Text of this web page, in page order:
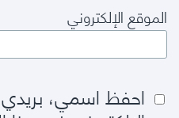
الموقع الإلكتروني
احفظ اسمي، بريدي